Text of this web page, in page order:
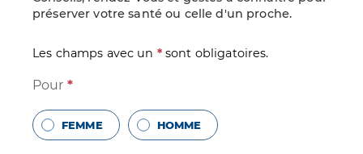
préserver votre santé ou celle d'un proche.
Les champs avec un *sont obligatoires.
Pour *
FEMME HOMME